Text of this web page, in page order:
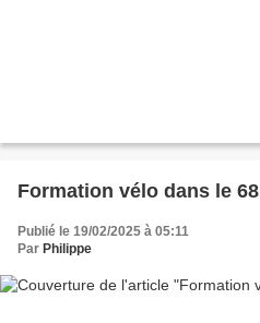
Formation vélo dans le 68
Publié le 19/02/2025 à 05:11
Par Philippe